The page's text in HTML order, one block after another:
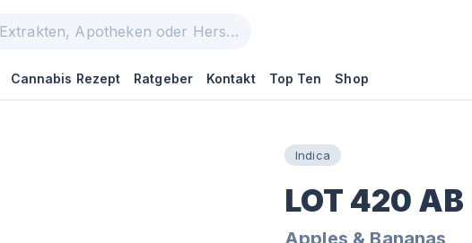
Cannabis Rezept Ratgeber Kontakt Top Ten Shop
Indica
LOT 420 AB
Apples & Bananas